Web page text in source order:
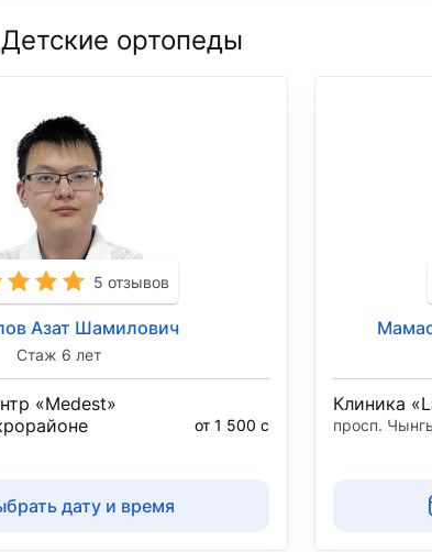
ортопеды
5 отзывов
Азат Шамилович
Стаж 6 лет
«Medest»
от 1 500 с
дату и время
Клиника
просп.